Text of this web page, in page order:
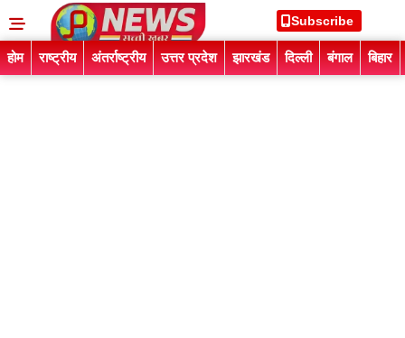
Subscribe
होम राष्ट्रीय अंतर्राष्ट्रीय उत्तर प्रदेश झारखंड दिल्ली बंगाल बिहार